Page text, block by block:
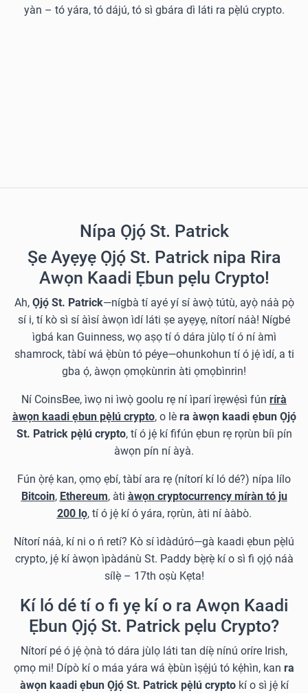
yàn – tó yára, tó dájú, tó sì gbára dì láti ra pẹ̀lú crypto.
Nípa Ọjọ́ St. Patrick
Ṣe Ayẹyẹ Ọjọ́ St. Patrick nipa Rira
Awọn Kaadi Ẹbun pẹlu Crypto!
Ah, Ọjọ́ St. Patrick—nígbà tí ayé yí sí àwọ̀ tútù, ayọ̀ náà pọ̀
sí i, tí kò sì sí àìsí àwọn ìdí láti ṣe ayẹyẹ, nítorí náà! Nígbé
ìgbá kan Guinness, wọ aṣọ tí ó dára jùlọ tí ó ní àmì
shamrock, tàbí wá ẹ̀bùn tó péye—ohunkohun tí ó jẹ́ ìdí, a ti
gba ọ́, àwọn ọmọkùnrin àti ọmọbìnrin!
Ní CoinsBee, ìwọ ni ìwọ̀ goolu rẹ ní ìparí ìrẹwẹ́sì fún rírà
àwọn kaadi ẹbun pẹ̀lú crypto, o lè ra àwọn kaadi ẹbun Ọjọ́
St. Patrick pẹ̀lú crypto, tí ó jẹ́ kí fifún ẹbun rẹ rọrùn bíi pín
àwọn pín ní àyà.
Fún ọ̀rẹ́ kan, ọmọ ẹbí, tàbí ara rẹ (nítorí kí ló dé?) nípa lílo
Bitcoin, Ethereum, àti àwọn cryptocurrency míràn tó ju
200 lọ, tí ó jẹ́ kí ó yára, rọrùn, àti ní ààbò.
Nítorí náà, kí ni o ń retí? Kò sí ìdàdúró—gà kaadi ẹbun pẹ̀lú
crypto, jẹ́ kí àwọn ìpàdánù St. Paddy bẹ̀rẹ̀ kí o sì fi ọjọ́ náà
sílẹ̀ – 17th oṣù Kẹta!
Kí ló dé tí o fi yẹ kí o ra Awọn Kaadi
Ẹbun Ọjọ́ St. Patrick pẹlu Crypto?
Nítorí pé ó jẹ́ ọ̀nà tó dára jùlọ láti tan díẹ̀ nínú oríre Irish,
ọmọ mi! Dípò kí o máa yára wá ẹ̀bùn ìṣẹ́jú tó kẹ́hìn, kan ra
àwọn kaadi ẹbun Ọjọ́ St. Patrick pẹ̀lú cryptokí o sì jẹ́ kí